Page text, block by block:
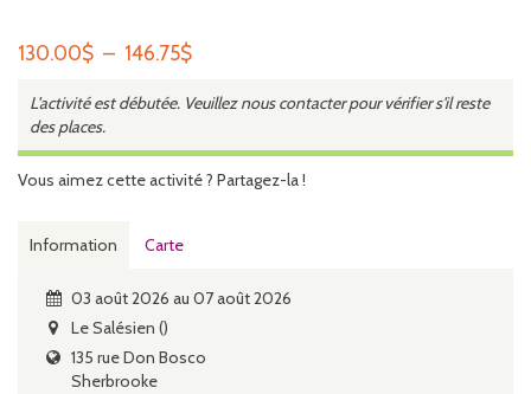
130.00$ – 146.75$Plage
prix :
à
L’activité est débutée. Veuillez nous contacter pour vérifier s'il reste
des places.
Vous aimez cette activité ? Partagez-la !
Information Carte
03 août 2026 au 07 août 2026
Le Salésien ()
135 rue Don Bosco
Sherbrooke